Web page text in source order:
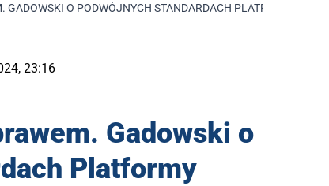
O PODWÓJNYCH STANDARDACH PLATFORMY
23:16
Gadowski o
Platformy